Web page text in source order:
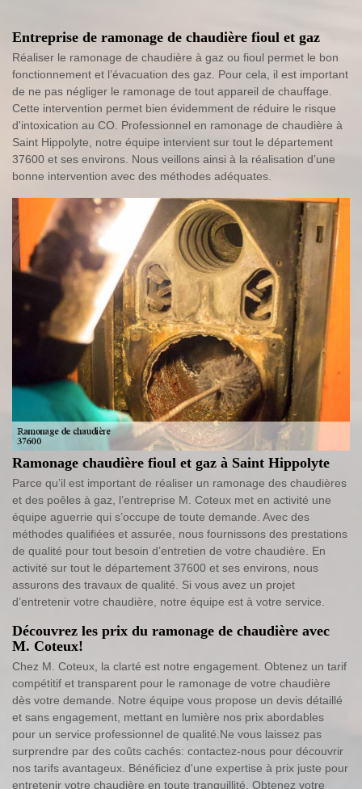
Entreprise de ramonage de chaudière fioul et gaz
Réaliser le ramonage de chaudière à gaz ou fioul permet le bon
fonctionnement et l’évacuation des gaz. Pour cela, il est important
de ne pas négliger le ramonage de tout appareil de chauffage.
Cette intervention permet bien évidemment de réduire le risque
d'intoxication au CO. Professionnel en ramonage de chaudière à
Saint Hippolyte, notre équipe intervient sur tout le département
37600 et ses environs. Nous veillons ainsi à la réalisation d’une
bonne intervention avec des méthodes adéquates.
Ramonage chaudière fioul et gaz à Saint Hippolyte
Parce qu’il est important de réaliser un ramonage des chaudières
et des poêles à gaz, l’entreprise M. Coteux met en activité une
équipe aguerrie qui s’occupe de toute demande. Avec des
méthodes qualifiées et assurée, nous fournissons des prestations
de qualité pour tout besoin d’entretien de votre chaudière. En
activité sur tout le département 37600 et ses environs, nous
assurons des travaux de qualité. Si vous avez un projet
d’entretenir votre chaudière, notre équipe est à votre service.
Découvrez les prix du ramonage de chaudière avec
M. Coteux!
Chez M. Coteux, la clarté est notre engagement. Obtenez un tarif
compétitif et transparent pour le ramonage de votre chaudière
dès votre demande. Notre équipe vous propose un devis détaillé
et sans engagement, mettant en lumière nos prix abordables
pour un service professionnel de qualité.Ne vous laissez pas
surprendre par des coûts cachés: contactez-nous pour découvrir
nos tarifs avantageux. Bénéficiez d'une expertise à prix juste pour
entretenir votre chaudière en toute tranquillité. Obtenez votre